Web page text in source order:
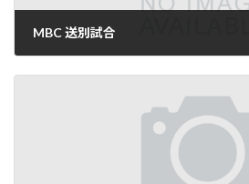
MBC 送別試合